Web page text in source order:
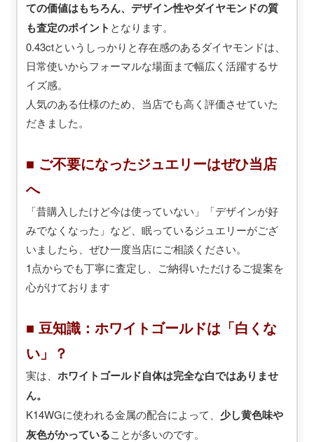
ての価値はもちろん、デザイン性やダイヤモンドの質
も査定のポイント となります。
0.43ctというしっかりと存在感のあるダイヤモンドは、
日常使いからフォーマルな場面まで幅広く活躍するサ
イズ感。
人気のある仕様のため、当店でも高く評価させていた
だきました。
■ ご不要になったジュエリーはぜひ当店
へ
「昔購入したけど今は使っていない」「デザインが好
みでなくなった」など、眠っているジュエリーがござ
いましたら、ぜひ一度当店にご相談ください。
1点からでも丁寧に査定し、ご納得いただけるご提案を
心がけております
■ 豆知識：ホワイトゴールドは「白くな
い」？
実は、 ホワイトゴールド自体は完全な白ではありませ
ん。
K14WGに使われる金属の配合によって、 少し黄色味や
灰色がかっていることが多いのです。